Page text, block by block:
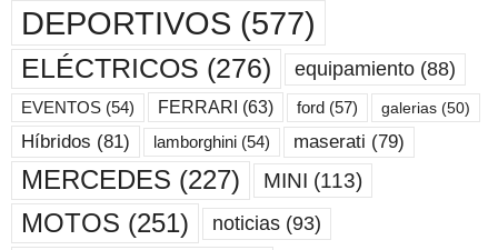
DEPORTIVOS (577)
ELÉCTRICOS (276) equipamiento (88)
EVENTOS (54) FERRARI (63) ford (57) galerias (50)
Híbridos (81) lamborghini (54) maserati (79)
MERCEDES (227) MINI (113)
MOTOS (251) noticias (93)